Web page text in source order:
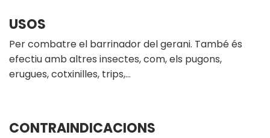
USOS
Per combatre el barrinador del gerani. També és
efectiu amb altres insectes, com, els pugons,
erugues, cotxinilles, trips,…
CONTRAINDICACIONS